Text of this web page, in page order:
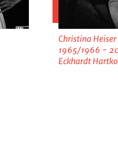
Christina Heiser
1965/1966 -
Eckhardt